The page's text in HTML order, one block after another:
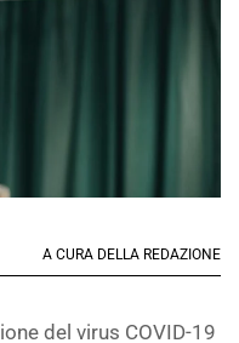
A CURA DELLA REDAZIONE
del virus COVID-19